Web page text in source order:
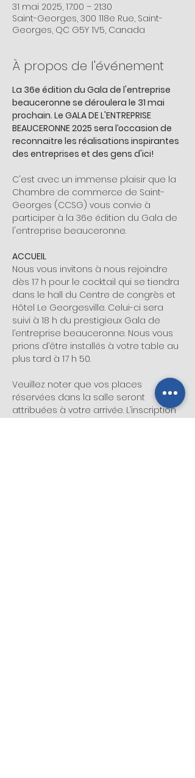
31 mai 2025, 17:00 – 21:30
Saint-Georges, 300 118e Rue, Saint-
Georges, QC G5Y 1V5, Canada
À propos de l'événement
La 36e édition du Gala de l'entreprise
beauceronne se déroulera le 31 mai
prochain. Le GALA DE L'ENTREPRISE
BEAUCERONNE 2025 sera l’occasion de
reconnaitre les réalisations inspirantes
des entreprises et des gens d'ici!
C'est avec un immense plaisir que la
Chambre de commerce de Saint-
Georges (CCSG) vous convie à
participer à la 36e édition du Gala de
l'entreprise beauceronne.
ACCUEIL
Nous vous invitons à nous rejoindre
dès 17 h pour le cocktail qui se tiendra
dans le hall du Centre de congrès et
Hôtel Le Georgesville. Celui-ci sera
suivi à 18 h du prestigieux Gala de
l’entreprise beauceronne. Nous vous
prions d’être installés à votre table au
plus tard à 17 h 50.
Veuillez noter que vos places
réservées dans la salle seront
attribuées à votre arrivée. L’inscription